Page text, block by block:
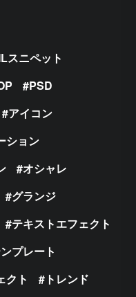
スニペット
PSD
アイコン
ション
オシャレ
グランジ
テキストエフェクト
プレート
クト
トレンド